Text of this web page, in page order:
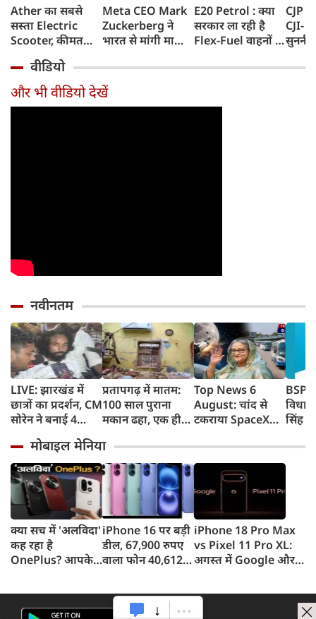
Ather का सबसे
सस्ता Electric
Scooter, कीमत
हैरान, 120Km
Range के साथ
आएगा Konarc
Meta CEO Mark
Zuckerberg ने
भारत से मांगी माफी,
Facebook से हटाया
गया था PM Modi
का वीडियो
E20 Petrol : क्या
सरकार ला रही है
Flex-Fuel वाहनों के
सरकार ने दिया बड़ा
CJP
CJI-
सुननी
हो
वीडियो
और भी वीडियो देखें
नवीनतम
LIVE: झारखंड में
छात्रों का प्रदर्शन, CM
सोरेन ने बनाई 4
प्रतापगढ़ में मातम:
100 साल पुराना
मकान ढहा, एक ही
दर्दनाक मौत
Top News 6
August: चांद से
टकराया SpaceX
हसीना की घर वापसी
का ऐलान, MP में बस
किराया बढ़ा
BSP
सिंह
मोबाइल मेनिया
क्या सच में 'अलविदा'
कह रहा है
OnePlus? आपके
अपडेट
iPhone 16 पर बड़ी
डील, 67,900 रुपए
वाला फोन 40,612
डिस्काउंट
iPhone 18 Pro Max
vs Pixel 11 Pro XL:
अगस्त में Google और
सबसे दमदार?